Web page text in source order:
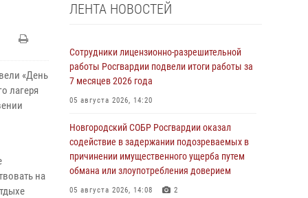
«День
лагеря
на
ЛЕНТА НОВОСТЕЙ
Сотрудники лицензионно-разрешительной
работы Росгвардии подвели итоги работы за
7 месяцев 2026 года
05 августа 2026, 14:20
Новгородский СОБР Росгвардии оказал
содействие в задержании подозреваемых в
причинении имущественного ущерба путем
обмана или злоупотребления доверием
05 августа 2026, 14:08 2